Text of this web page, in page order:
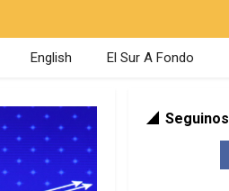
English El Sur A Fondo
Seguinos